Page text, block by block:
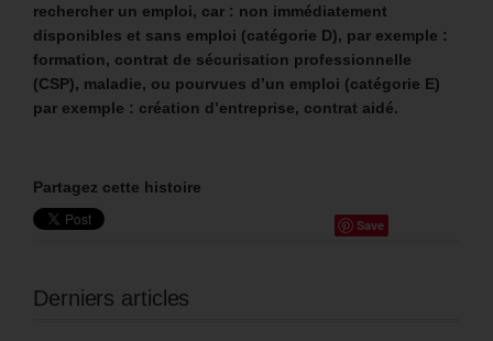
rechercher un emploi, car : non immédiatement
disponibles et sans emploi (catégorie D), par exemple :
formation, contrat de sécurisation professionnelle
(CSP), maladie, ou pourvues d’un emploi (catégorie E)
par exemple : création d’entreprise, contrat aidé.
Partagez cette histoire
Save
Derniers articles